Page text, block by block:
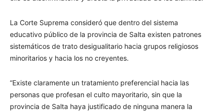
La Corte Suprema consideró que dentro del sistema
educativo público de la provincia de Salta existen patrones
sistemáticos de trato desigualitario hacia grupos religiosos
minoritarios y hacia los no creyentes.
“Existe claramente un tratamiento preferencial hacia las
personas que profesan el culto mayoritario, sin que la
provincia de Salta haya justificado de ninguna manera la